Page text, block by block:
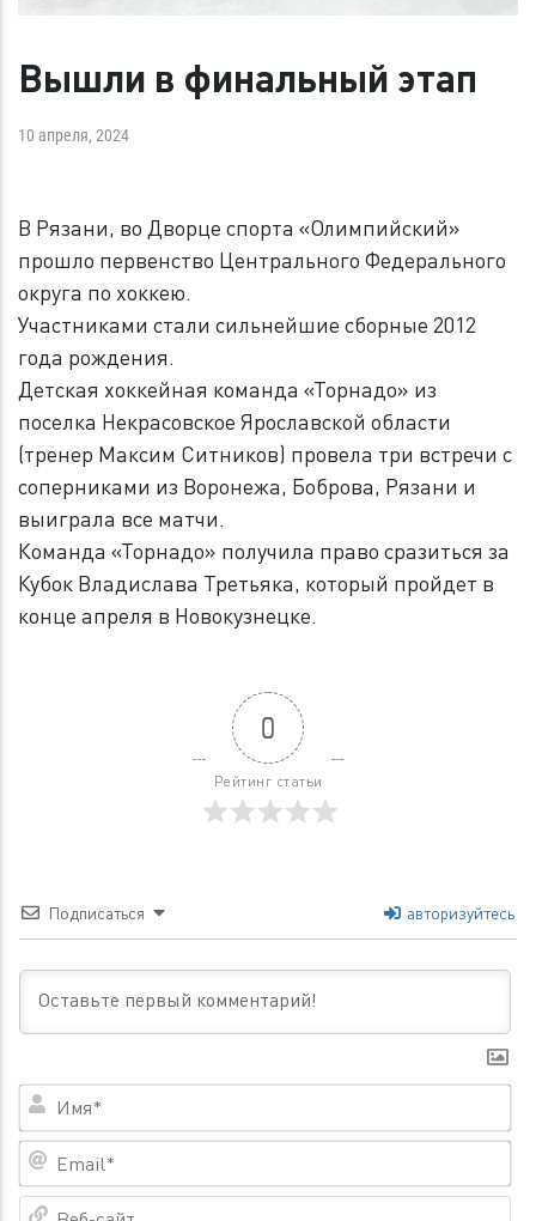
Вышли в финальный этап
10 апреля, 2024
В Рязани, во Дворце спорта «Олимпийский»
прошло первенство Центрального Федерального
округа по хоккею.
Участниками стали сильнейшие сборные 2012
года рождения.
Детская хоккейная команда «Торнадо» из
поселка Некрасовское Ярославской области
(тренер Максим Ситников) провела три встречи с
соперниками из Воронежа, Боброва, Рязани и
выиграла все матчи.
Команда «Торнадо» получила право сразиться за
Кубок Владислава Третьяка, который пройдет в
конце апреля в Новокузнецке.
0
Рейтинг статьи
Подписаться авторизуйтесь